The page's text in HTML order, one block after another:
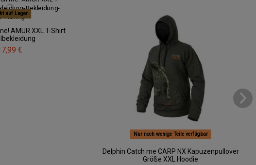
auf Lager
AMUR XXL T-Shirt
€
Nur noch wenige Teile verfügbar
Delphin Catch me CARP NX Kapuzenpullover
Größe XXL Hoodie